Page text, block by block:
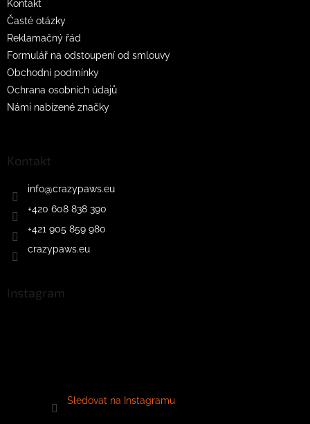
Kontakt
Časté otázky
Reklamačný řád
Formulář na odstoupení od smlouvy
Obchodní podmínky
Ochrana osobních údajů
Námi nabízené značky
Kontakt
info@crazypaws.eu
+420 608 838 390
+421 905 859 980
crazypaws.eu
Instagram
Sledovat na Instagramu